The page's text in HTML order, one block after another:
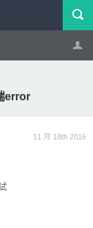
error
11 月 18th 2016